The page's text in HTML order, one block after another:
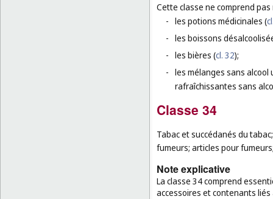
Cette classe ne comprend
- les potions médicinales (
- les boissons
- les bières (cl. 32);
- les mélanges sans
rafraîchissantes sans
Classe 34
Tabac et succédanés du
fumeurs; articles pour
Note explicative
La classe 34 comprend
accessoires et contenants